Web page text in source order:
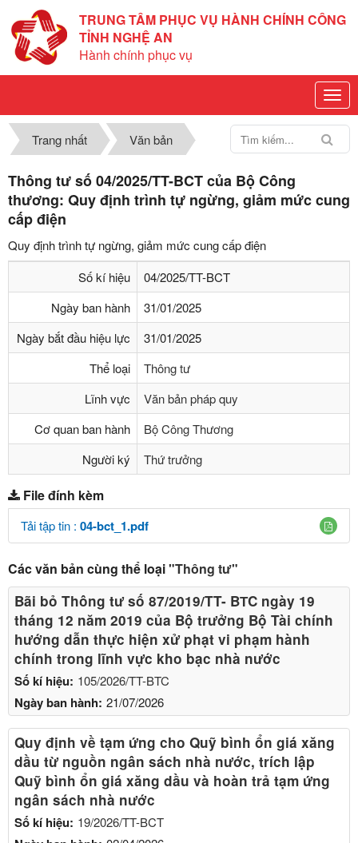
TRUNG TÂM PHỤC VỤ HÀNH CHÍNH CÔNG
TỈNH NGHỆ AN
Hành chính phục vụ
Trang nhất Văn bản
Thông tư số 04/2025/TT-BCT của Bộ Công
thương: Quy định trình tự ngừng, giảm mức cung
cấp điện
Quy định trình tự ngừng, giảm mức cung cấp điện
Số kí hiệu
04/2025/TT-BCT
Ngày ban hành
31/01/2025
Ngày bắt đầu hiệu lực
31/01/2025
Thể loại
Thông tư
Lĩnh vực
Văn bản pháp quy
Cơ quan ban hành
Bộ Công Thương
Người ký
Thứ trưởng
File đính kèm
Tải tập tin : 04-bct_1.pdf
Các văn bản cùng thể loại"Thông tư"
Số kí hiệu: 105/2026/TT-BTC
Ngày ban hành: 21/07/2026
Bãi bỏ Thông tư số 87/2019/TT- BТC ngày 19
tháng 12 năm 2019 của Bộ trưởng Bộ Tài chính
hướng dẫn thực hiện xử phạt vi phạm hành
chính trong lĩnh vực kho bạc nhà nước
Số kí hiệu: 19/2026/TT-BCT
Quy định về tạm ứng cho Quỹ bình ổn giá xăng
dầu từ nguồn ngân sách nhà nước, trích lập
Quỹ bình ổn giá xăng dầu và hoàn trả tạm ứng
ngân sách nhà nước